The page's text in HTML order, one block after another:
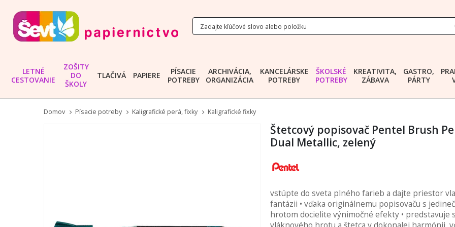
LETNÉ
CESTOVANIE
ZOŠITY
DO
ŠKOLY
TLAČIVÁ PAPIERE
PÍSACIE
POTREBY
ARCHIVÁCIA,
ORGANIZÁCIA
KANCELÁRSKE
POTREBY
ŠKOLSKÉ
POTREBY
KREATIVITA,
ZÁBAVA
GASTRO,
PÁRTY
Domov Písacie potreby Kaligrafické perá, fixky Kaligrafické fixky
Štetcový popisovač Pentel Brush
Dual Metallic, zelený
vstúpte do sveta plného farieb a dajte priestor
fantázii • vďaka originálnemu popisovaču s
hrotom docielite výnimočné efekty • predstavuje